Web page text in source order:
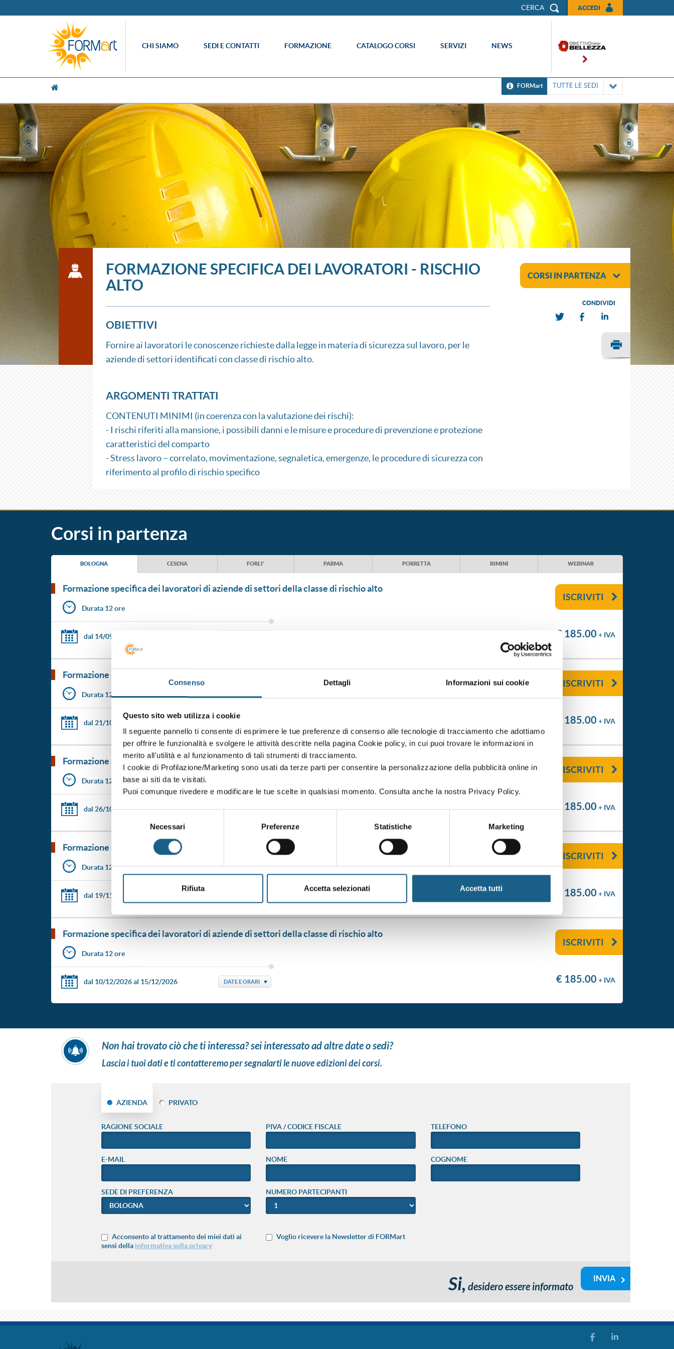
Consenso Dettagli Informazioni sui cookie
Questo sito web utilizza i cookie
Il seguente pannello ti consente di esprimere le tue preferenze di consenso alle tecnologie di tracciamento che adottiamo
per offrire le funzionalità e svolgere le attività descritte nella pagina Cookie policy, in cui puoi trovare le informazioni in
merito all'utilità e al funzionamento di tali strumenti di tracciamento.
I cookie di Profilazione/Marketing sono usati da terze parti per consentire la personalizzazione della pubblicità online in
base ai siti da te visitati.
Puoi comunque rivedere e modificare le tue scelte in qualsiasi momento. Consulta anche la nostra Privacy Policy.
Necessari Preferenze Statistiche Marketing
Rifiuta Accetta selezionati Accetta tutti
ACCEDI
CERCA
CHI SIAMO SEDI E CONTATTI FORMAZIONE CATALOGO CORSI SERVIZI NEWS
FORMart TUTTE LE SEDI
FORMAZIONE SPECIFICA DEI LAVORATORI - RISCHIO
ALTO
OBIETTIVI
Fornire ai lavoratori le conoscenze richieste dalla legge in materia di sicurezza sul lavoro, per le
aziende di settori identificati con classe di rischio alto.
ARGOMENTI TRATTATI
CONTENUTI MINIMI (in coerenza con la valutazione dei rischi):
- I rischi riferiti alla mansione, i possibili danni e le misure e procedure di prevenzione e protezione
caratteristici del comparto
- Stress lavoro – correlato, movimentazione, segnaletica, emergenze, le procedure di sicurezza con
riferimento al profilo di rischio specifico
CORSI IN PARTENZA
CONDIVIDI
Corsi in partenza
BOLOGNA CESENA FORLI' PARMA PORRETTA RIMINI WEBINAR
formazione specifica dei lavoratori di aziende di settori della classe di rischio alto
Durata 12 ore
dal 14/09/2026
ISCRIVITI
€ 185.00 + IVA
formazione specifica dei lavoratori di aziende di settori della classe di rischio alto
Durata 12 ore
dal 21/10/2026
ISCRIVITI
€ 185.00 + IVA
formazione specifica dei lavoratori di aziende di settori della classe di rischio alto
Durata 12 ore
dal 26/10/2026al 29/10/2026 DATE E ORARI
ISCRIVITI
€ 185.00 + IVA
formazione specifica dei lavoratori di aziende di settori della classe di rischio alto
Durata 12 ore
dal 19/11/2026
ISCRIVITI
€ 185.00 + IVA
formazione specifica dei lavoratori di aziende di settori della classe di rischio alto
Durata 12 ore
dal 10/12/2026al 15/12/2026 DATE E ORARI
ISCRIVITI
€ 185.00 + IVA
non hai trovato ciò che ti interessa? sei interessato ad altre date o sedi?
Lascia i tuoi dati e ti contatteremo per segnalarti le nuove edizioni dei corsi.
AZIENDA PRIVATO
RAGIONE SOCIALE PIVA / CODICE FISCALE TELEFONO
E-MAIL NOME COGNOME
SEDE DI PREFERENZA NUMERO PARTECIPANTI
Acconsento al trattamento dei miei dati ai
sensi della informativa sulla privacy
Voglio ricevere la Newsletter di FORMart
Si, desidero essere informato